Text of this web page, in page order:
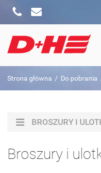
Strona główna / Do pobrania
BROSZURY I
Broszury i